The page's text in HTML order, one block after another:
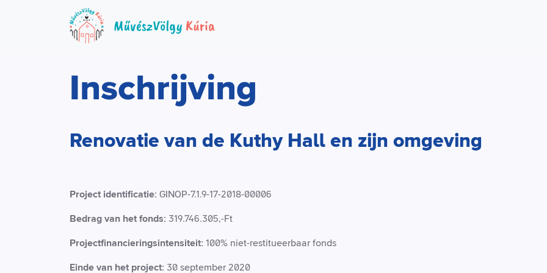
Inschrijving
Renovatie van de Kuthy Hall en zijn omgeving
Project identificatie: GINOP-7.1.9-17-2018-00006
Bedrag van het fonds: 319.746.305,-Ft
Projectfinancieringsintensiteit: 100% niet-restitueerbaar fonds
Einde van het project: 30 september 2020